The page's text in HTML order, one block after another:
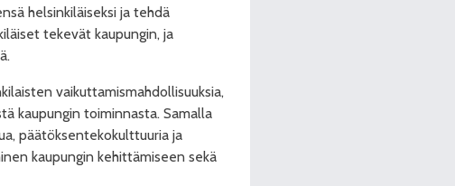
helsinkiläiseksi ja tehdä
tekevät kaupungin, ja
vaikuttamismahdollisuuksia,
kaupungin toiminnasta. Samalla
päätöksentekokulttuuria ja
kaupungin kehittämiseen sekä